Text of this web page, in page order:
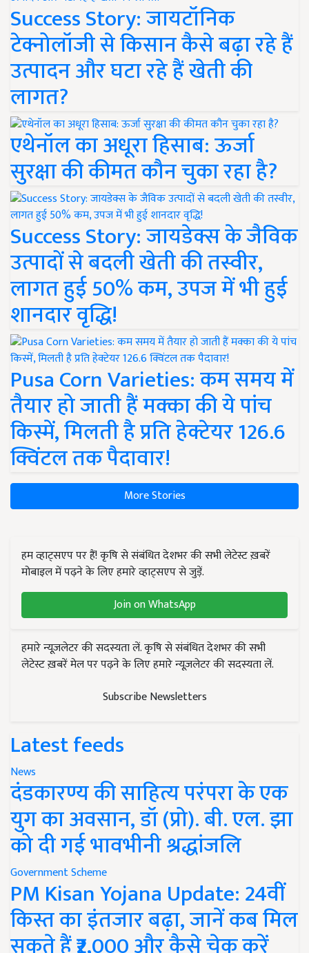
Success Story: जायटॉनिक
टेक्नोलॉजी से किसान कैसे बढ़ा रहे हैं
उत्पादन और घटा रहे हैं खेती की
लागत?
एथेनॉल का अधूरा हिसाब: ऊर्जा
सुरक्षा की कीमत कौन चुका रहा है?
Success Story: जायडेक्स के जैविक
उत्पादों से बदली खेती की तस्वीर,
लागत हुई 50% कम, उपज में भी हुई
शानदार वृद्धि!
Pusa Corn Varieties: कम समय में
तैयार हो जाती हैं मक्का की ये पांच
किस्में, मिलती है प्रति हेक्टेयर 126.6
क्विंटल तक पैदावार!
More Stories
हम व्हाट्सएप पर हैं! कृषि से संबंधित देशभर की सभी लेटेस्ट ख़बरें
मोबाइल में पढ़ने के लिए हमारे व्हाट्सएप से जुड़ें.
Join on WhatsApp
हमारे न्यूज़लेटर की सदस्यता लें. कृषि से संबंधित देशभर की सभी
लेटेस्ट ख़बरें मेल पर पढ़ने के लिए हमारे न्यूज़लेटर की सदस्यता लें.
Subscribe Newsletters
Latest feeds
News
दंडकारण्य की साहित्य परंपरा के एक
युग का अवसान, डॉ (प्रो). बी. एल. झा
को दी गई भावभीनी श्रद्धांजलि
Government Scheme
PM Kisan Yojana Update: 24वीं
किस्त का इंतजार बढ़ा, जानें कब मिल